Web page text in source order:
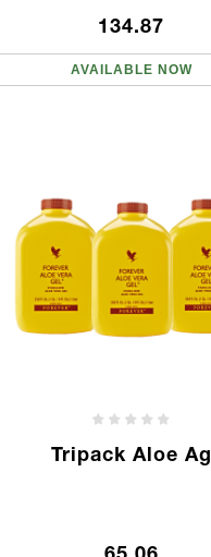
134.87
AVAILABLE NOW
Tripack Aloe Ag